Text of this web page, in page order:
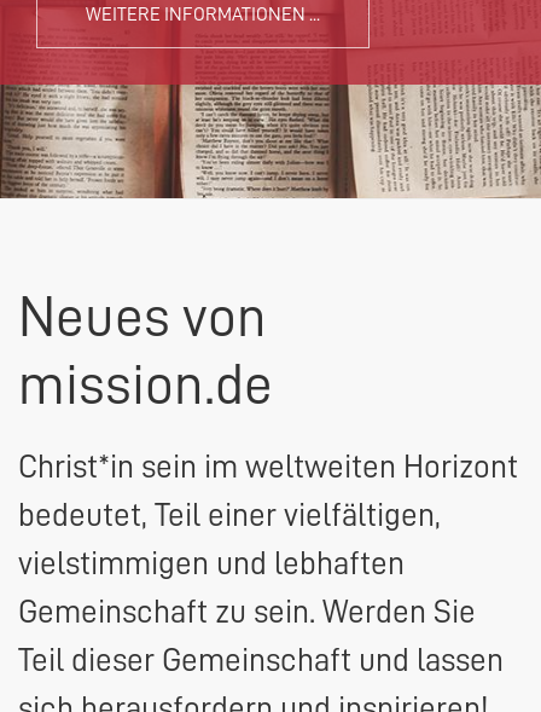
WEITERE INFORMATIONEN ...
Neues von
mission.de
Christ*in sein im weltweiten Horizont
bedeutet, Teil einer vielfältigen,
vielstimmigen und lebhaften
Gemeinschaft zu sein. Werden Sie
Teil dieser Gemeinschaft und lassen